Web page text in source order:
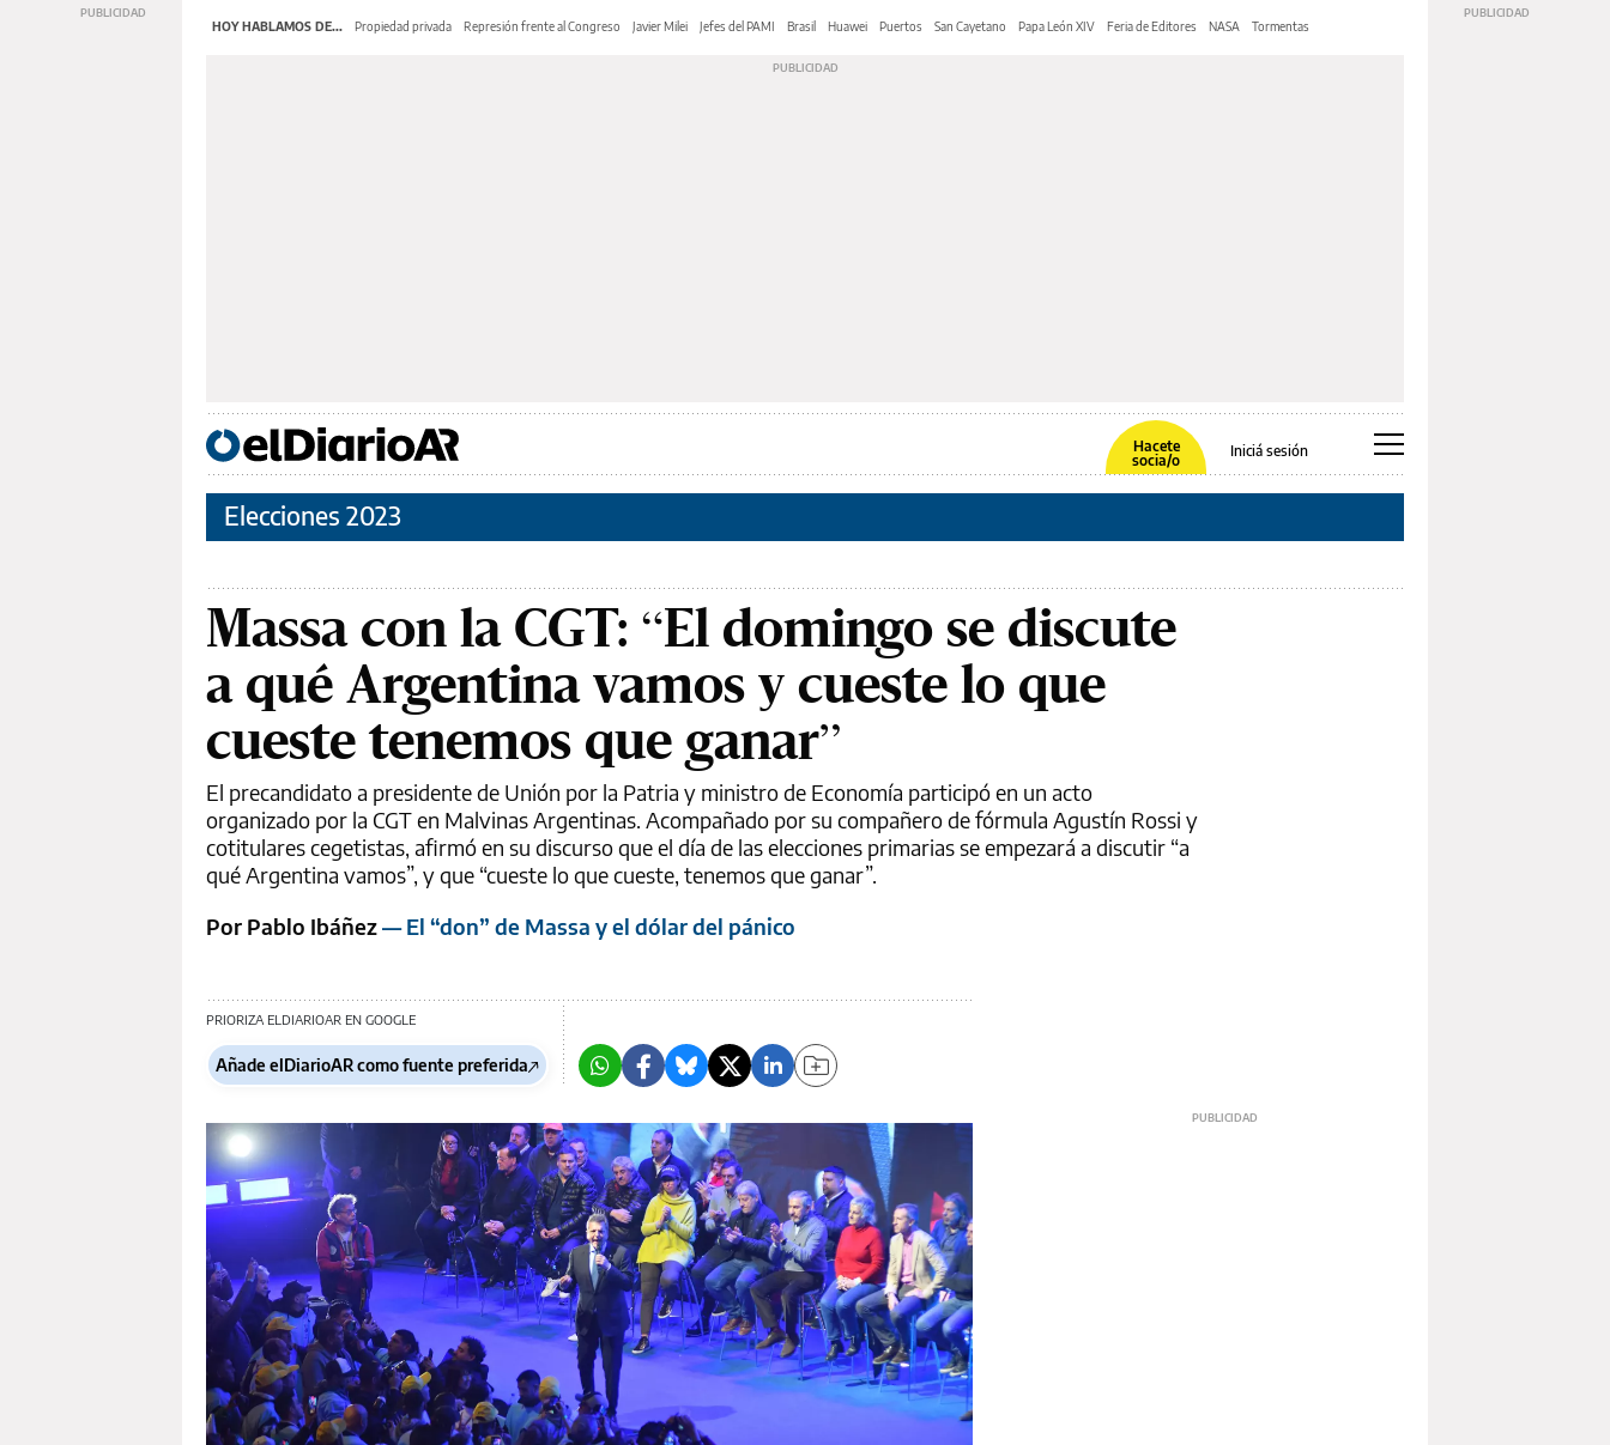
HOY HABLAMOS DE... Propiedad privada Represión frente al Congreso Javier Milei Jefes del PAMI Brasil Huawei Puertos San Cayetano Papa León XIV Feria de Editores NASA Tormentas
Hacete
socia/o
Iniciá sesión
Elecciones 2023
Massa con la CGT: “El domingo se discute
a qué Argentina vamos y cueste lo que
cueste tenemos que ganar”
El precandidato a presidente de Unión por la Patria y ministro de Economía participó en un acto
organizado por la CGT en Malvinas Argentinas. Acompañado por su compañero de fórmula Agustín Rossi y
cotitulares cegetistas, afirmó en su discurso que el día de las elecciones primarias se empezará a discutir “a
qué Argentina vamos”, y que “cueste lo que cueste, tenemos que ganar”.
Por Pablo Ibáñez— El “don” de Massa y el dólar del pánico
PRIORIZA ELDIARIOAR EN GOOGLE
Añade elDiarioAR como fuente preferida